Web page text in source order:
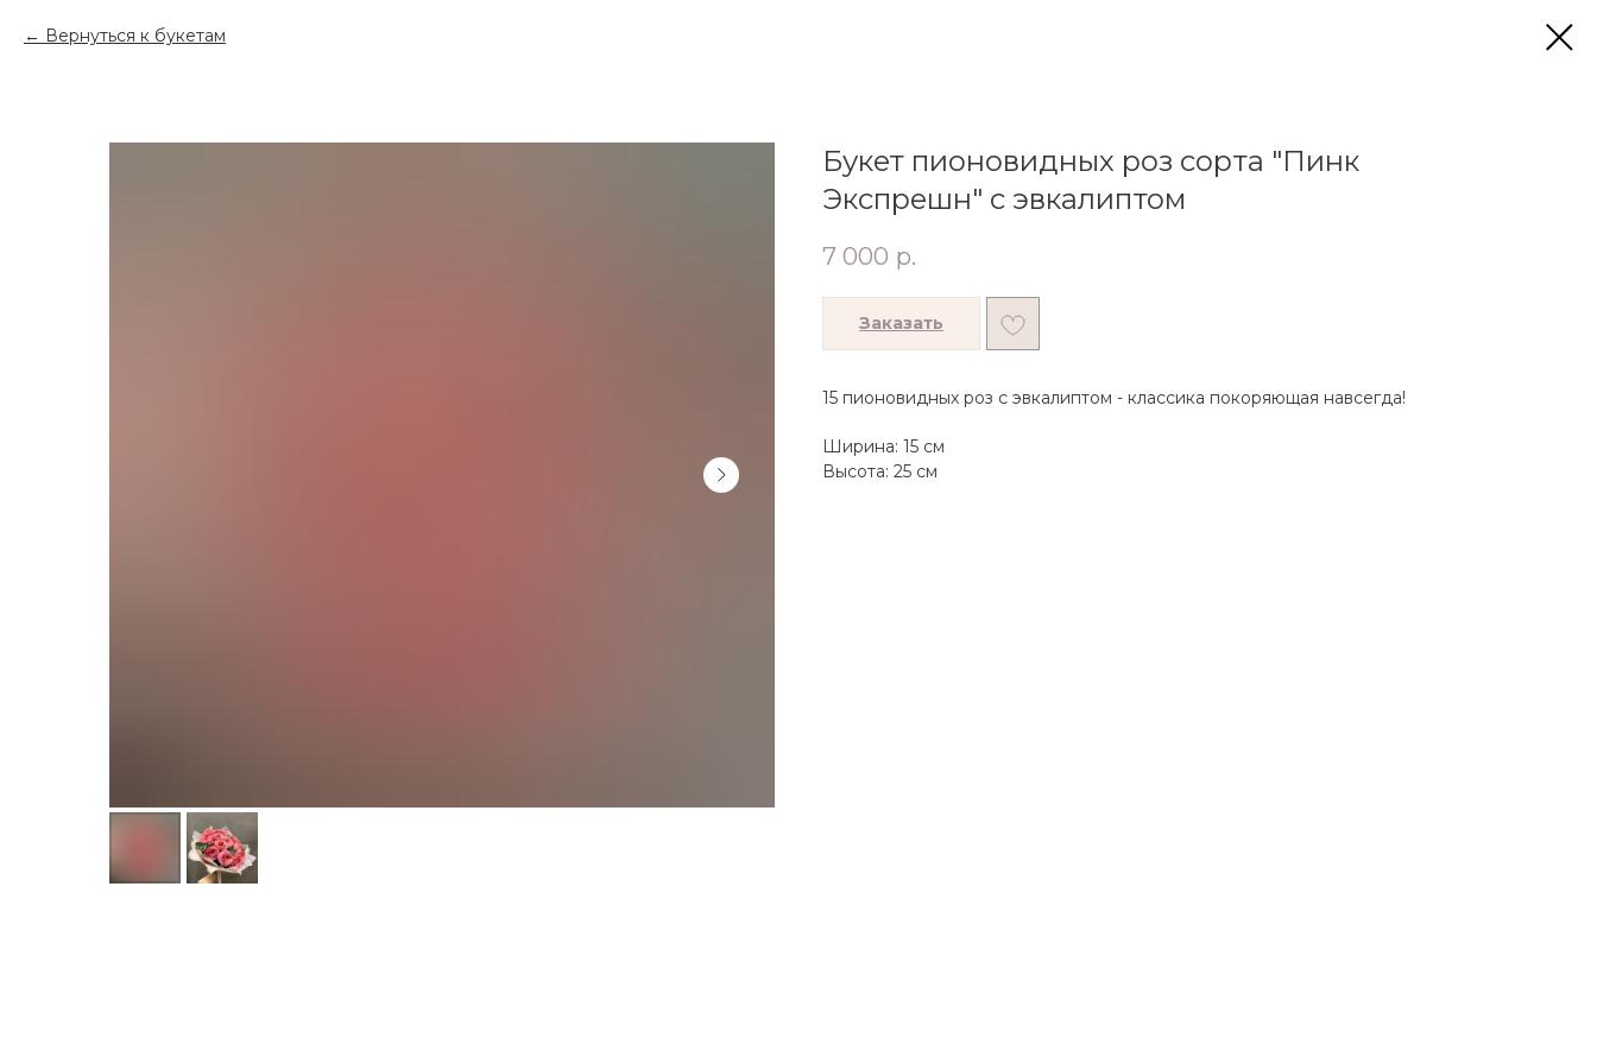
Вернуться к букетам
Букет пионовидных роз сорта "Пинк
Экспрешн" с эвкалиптом
7 000 р.
Заказать
15 пионовидных роз с эвкалиптом - классика покоряющая навсегда!
Ширина: 15 см
Высота: 25 см